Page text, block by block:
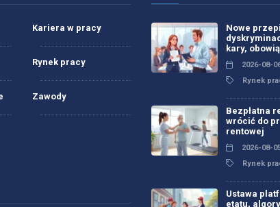
Kariera w pracy
Rynek pracy
Zawody
Nowe
kary,
2026-08-
Rynek
Bezpłatna
wrócić do
rentowej
2026-08-
Rynek
Ustawa
etatu,